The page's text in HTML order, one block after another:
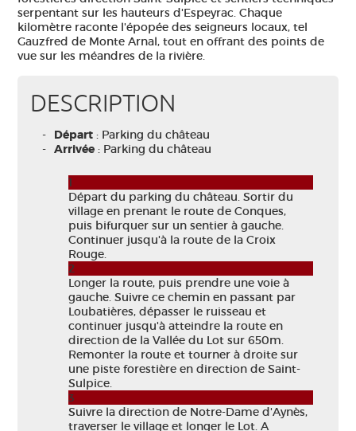
serpentant sur les hauteurs d'Espeyrac. Chaque
kilomètre raconte l'épopée des seigneurs locaux, tel
Gauzfred de Monte Arnal, tout en offrant des points de
vue sur les méandres de la rivière.
DESCRIPTION
Départ : Parking du château
Arrivée : Parking du château
1
Départ du parking du château. Sortir du
village en prenant le route de Conques,
puis bifurquer sur un sentier à gauche.
Continuer jusqu'à la route de la Croix
Rouge.
2
Longer la route, puis prendre une voie à
gauche. Suivre ce chemin en passant par
Loubatières, dépasser le ruisseau et
continuer jusqu'à atteindre la route en
direction de la Vallée du Lot sur 650m.
Remonter la route et tourner à droite sur
une piste forestière en direction de Saint-
Sulpice.
3
Suivre la direction de Notre-Dame d'Aynès,
traverser le village et longer le Lot. A